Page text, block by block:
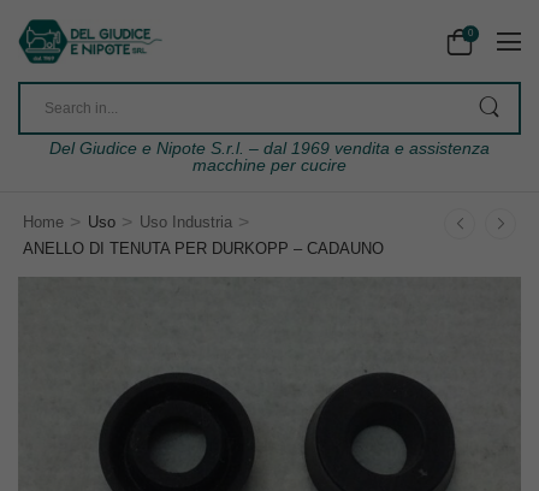
0
Del Giudice e Nipote S.r.l. – dal 1969 vendita e assistenza
macchine per cucire
Home > Uso > Uso Industria >
ANELLO DI TENUTA PER DURKOPP – CADAUNO